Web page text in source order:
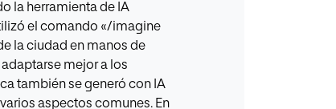
la herramienta de IA
el comando «/imagine
la ciudad en manos de
mejor a los
también se generó con IA
aspectos comunes. En